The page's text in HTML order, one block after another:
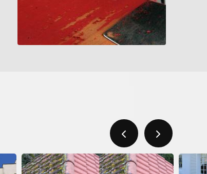
Previous Next